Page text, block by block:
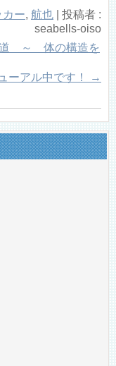
カー, 航也
投稿者 :
seabells-oiso
道 ～ 体の構造を
アル中です！
→